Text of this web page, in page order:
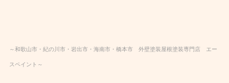
～和歌山市・紀の川市・岩出市・海南市・橋本市 外壁塗装屋根塗装専門店 エー
スペイント～